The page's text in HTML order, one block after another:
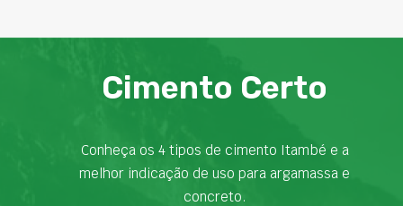
Cimento Certo
Conheça os 4 tipos de cimento Itambé e a
melhor indicação de uso para argamassa e
concreto.